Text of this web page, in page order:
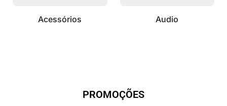
Acessórios Audio
PROMOÇÕES